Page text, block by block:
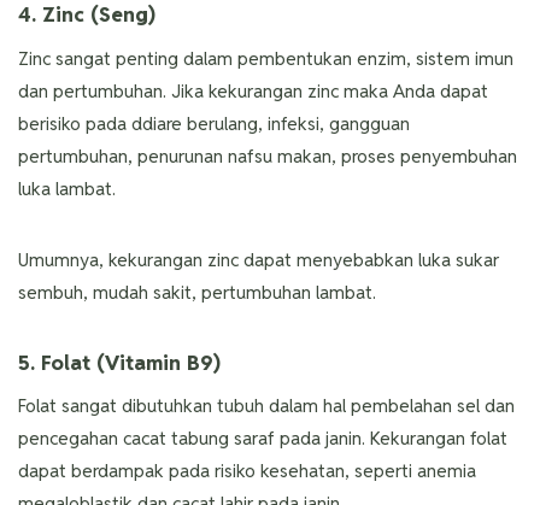
4. Zinc (Seng)
Zinc sangat penting dalam pembentukan enzim, sistem imun
dan pertumbuhan. Jika kekurangan zinc maka Anda dapat
berisiko pada ddiare berulang, infeksi, gangguan
pertumbuhan, penurunan nafsu makan, proses penyembuhan
luka lambat.
Umumnya, kekurangan zinc dapat menyebabkan luka sukar
sembuh, mudah sakit, pertumbuhan lambat.
5. Folat (Vitamin B9)
Folat sangat dibutuhkan tubuh dalam hal pembelahan sel dan
pencegahan cacat tabung saraf pada janin. Kekurangan folat
dapat berdampak pada risiko kesehatan, seperti anemia